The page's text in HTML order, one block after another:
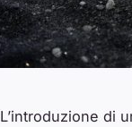
L’introduzione di